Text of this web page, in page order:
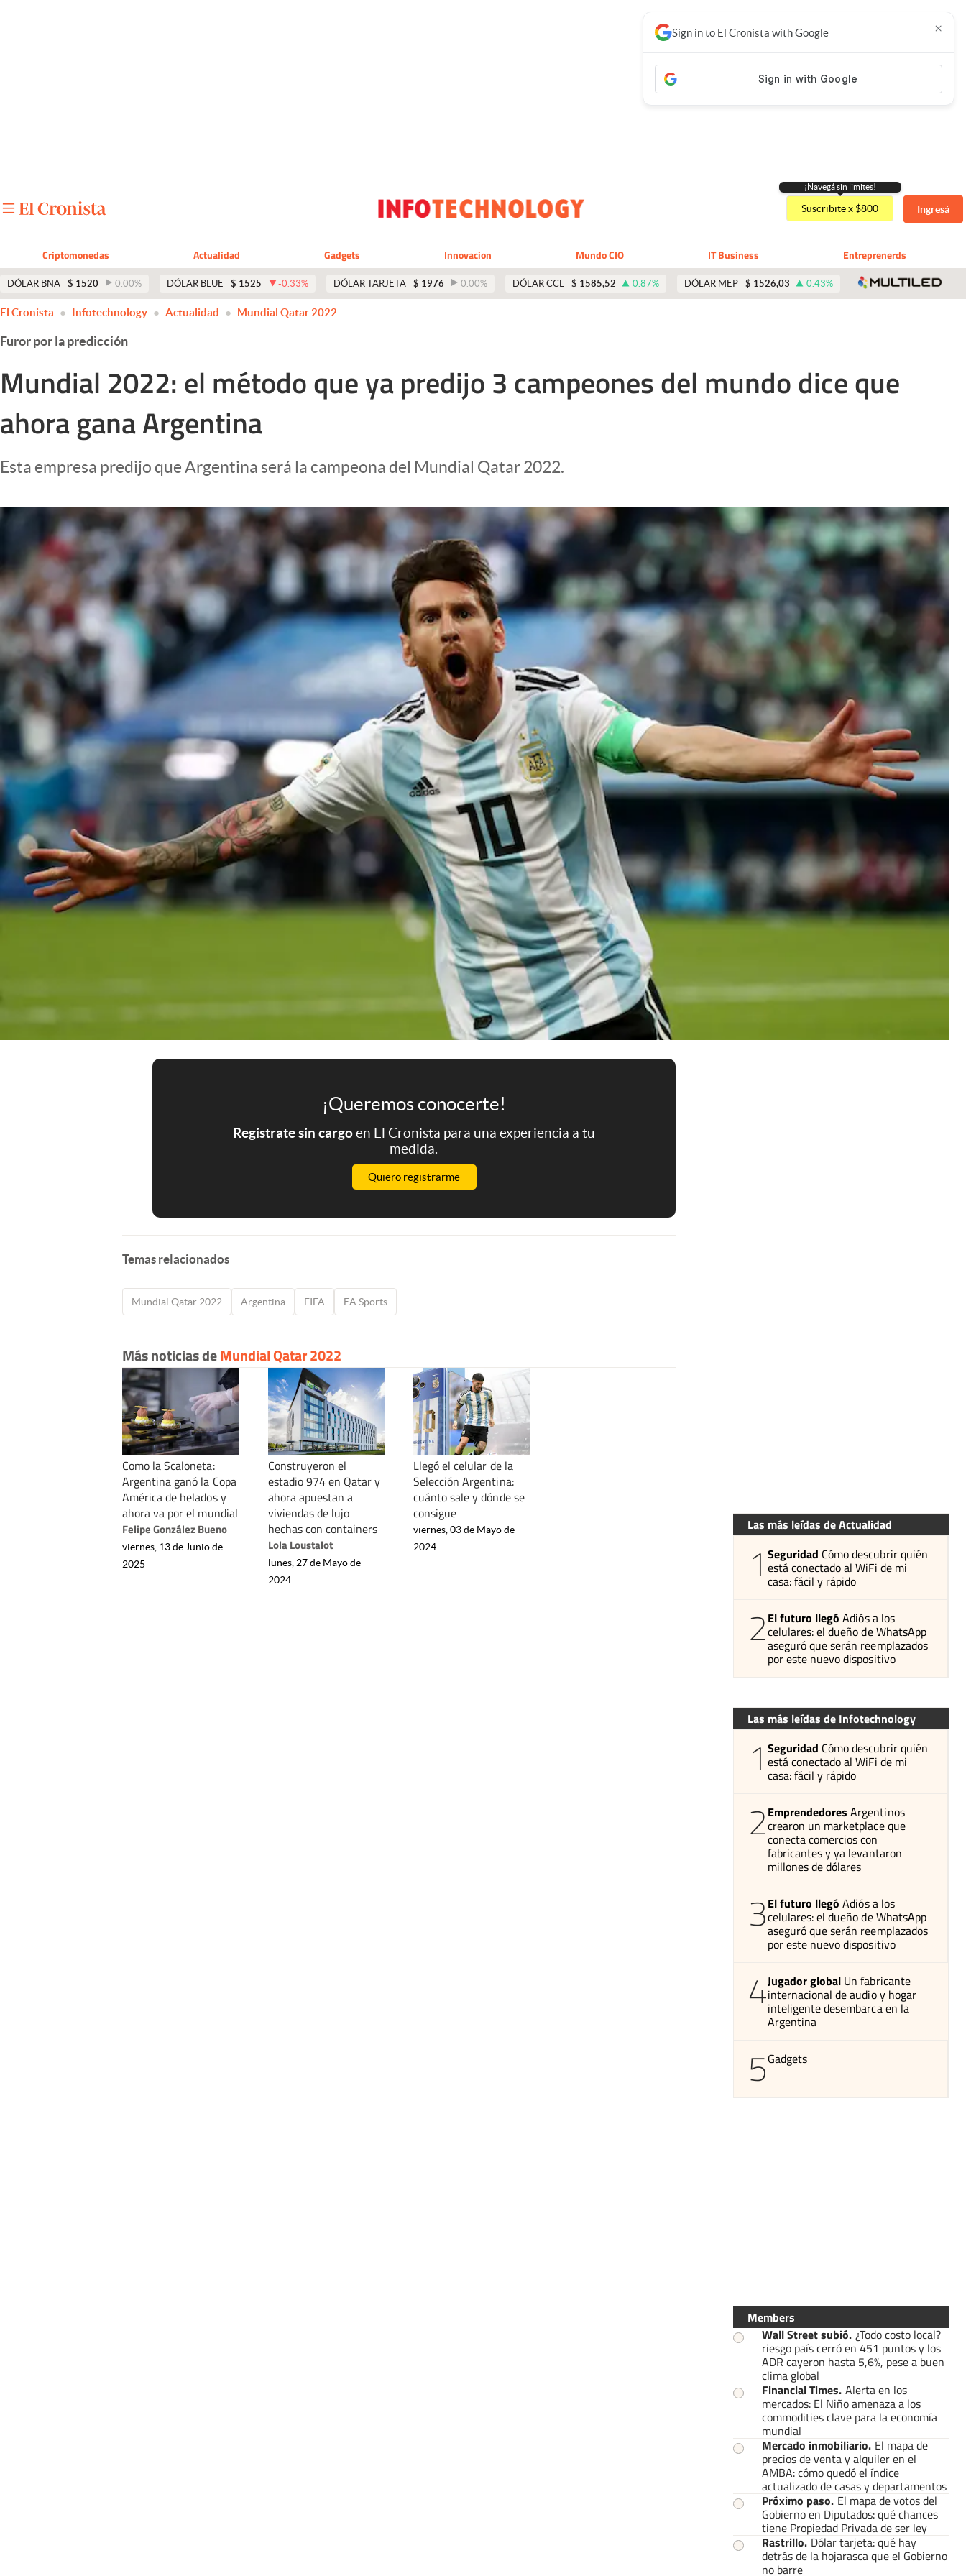
Apertura
Clima
Mundial 2026
Eventos Corporativos
El Cronista Studio
abre en nueva pestaña
¡Navegá sin limites!
Suscribite x $800 Ingresá
Criptomonedas Actualidad Gadgets Innovacion Mundo CIO IT Business Entreprenerds
DÓLAR BNA $ 1520 0.00% DÓLAR BLUE $ 1525 -0.33% DÓLAR TARJETA $ 1976 0.00% DÓLAR CCL $ 1585,52 0.87% DÓLAR MEP $ 1526,03 0.43%
Sign in to El Cronista with Google ×
El Cronista Infotechnology Actualidad Mundial Qatar 2022
Furor por la predicción
Mundial 2022: el método que ya predijo 3 campeones del mundo dice que
ahora gana Argentina
Esta empresa predijo que Argentina será la campeona del Mundial Qatar 2022.
¡Queremos conocerte!
Registrate sin cargoen El Cronista para una experiencia a tu
medida.
Quiero registrarme
Temas relacionados
Mundial Qatar 2022 Argentina FIFA EA Sports
Más noticias deMundial Qatar 2022
Como la Scaloneta:
Argentina ganó la Copa
América de helados y
ahora va por el mundial
Felipe González Bueno
viernes, 13 de Junio de
2025
Construyeron el
estadio 974 en Qatar y
ahora apuestan a
viviendas de lujo
hechas con containers
Lola Loustalot
lunes, 27 de Mayo de
2024
Llegó el celular de la
Selección Argentina:
cuánto sale y dónde se
consigue
viernes, 03 de Mayo de
2024
Las más leídas de Actualidad
1 Seguridad Cómo descubrir quién
está conectado al WiFi de mi
casa: fácil y rápido
2El futuro llegó Adiós a los
celulares: el dueño de WhatsApp
aseguró que serán reemplazados
por este nuevo dispositivo
Las más leídas de Infotechnology
1 Seguridad Cómo descubrir quién
está conectado al WiFi de mi
casa: fácil y rápido
2Emprendedores Argentinos
crearon un marketplace que
conecta comercios con
fabricantes y ya levantaron
millones de dólares
3El futuro llegó Adiós a los
celulares: el dueño de WhatsApp
aseguró que serán reemplazados
por este nuevo dispositivo
4Jugador global Un fabricante
internacional de audio y hogar
inteligente desembarca en la
Argentina
5Gadgets
Members
Wall Street subió. ¿Todo costo local?
riesgo país cerró en 451 puntos y los
ADR cayeron hasta 5,6%, pese a buen
clima global
Financial Times. Alerta en los
mercados: El Niño amenaza a los
commodities clave para la economía
mundial
Mercado inmobiliario. El mapa de
precios de venta y alquiler en el
AMBA: cómo quedó el índice
actualizado de casas y departamentos
Próximo paso. El mapa de votos del
Gobierno en Diputados: qué chances
tiene Propiedad Privada de ser ley
Rastrillo. Dólar tarjeta: qué hay
detrás de la hojarasca que el Gobierno
no barre